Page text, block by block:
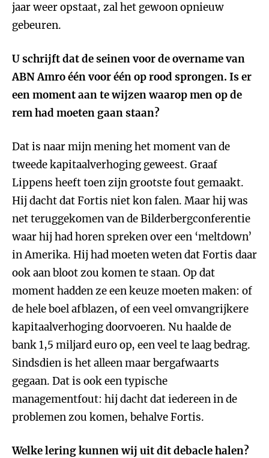
jaar weer opstaat, zal het gewoon opnieuw
gebeuren.
U schrijft dat de seinen voor de overname van
ABN Amro één voor één op rood sprongen. Is er
een moment aan te wijzen waarop men op de
rem had moeten gaan staan?
Dat is naar mijn mening het moment van de
tweede kapitaalverhoging geweest. Graaf
Lippens heeft toen zijn grootste fout gemaakt.
Hij dacht dat Fortis niet kon falen. Maar hij was
net teruggekomen van de Bilderbergconferentie
waar hij had horen spreken over een ‘meltdown’
in Amerika. Hij had moeten weten dat Fortis daar
ook aan bloot zou komen te staan. Op dat
moment hadden ze een keuze moeten maken: of
de hele boel afblazen, of een veel omvangrijkere
kapitaalverhoging doorvoeren. Nu haalde de
bank 1,5 miljard euro op, een veel te laag bedrag.
Sindsdien is het alleen maar bergafwaarts
gegaan. Dat is ook een typische
managementfout: hij dacht dat iedereen in de
problemen zou komen, behalve Fortis.
Welke lering kunnen wij uit dit debacle halen?